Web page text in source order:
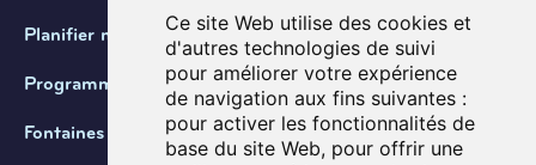
Ce site Web utilise des cookies et
d'autres technologies de suivi
pour améliorer votre expérience
de navigation aux fins suivantes :
pour activer les fonctionnalités de
base du site Web, pour offrir une
Planifier ma visite
Programmation
Fontaines de Belgique